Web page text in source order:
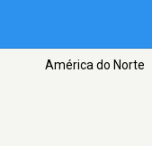
América do Norte